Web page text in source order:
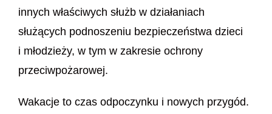
innych właściwych służb w działaniach
służących podnoszeniu bezpieczeństwa dzieci
i młodzieży, w tym w zakresie ochrony
przeciwpożarowej.
Wakacje to czas odpoczynku i nowych przygód.